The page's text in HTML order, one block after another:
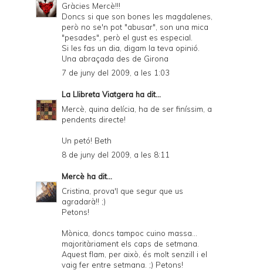
Gràcies Mercè!!!
Doncs si que son bones les magdalenes,
però no se'n pot "abusar", son una mica
"pesades", però el gust es especial.
Si les fas un dia, digam la teva opinió.
Una abraçada des de Girona
7 de juny del 2009, a les 1:03
La Llibreta Viatgera ha dit...
Mercè, quina delícia, ha de ser finíssim, a
pendents directe!
Un petó! Beth
8 de juny del 2009, a les 8:11
Mercè ha dit...
Cristina, prova'l que segur que us
agradarà!! ;)
Petons!
Mònica, doncs tampoc cuino massa...
majoritàriament els caps de setmana.
Aquest flam, per això, és molt senzill i el
vaig fer entre setmana. ;) Petons!